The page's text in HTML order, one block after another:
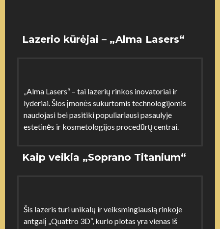
Lazerio kūrėjai – „Alma Lasers“
„Alma Lasers“ – tai lazerių rinkos inovatoriai ir
lyderiai. Šios įmonės sukurtomis technologijomis
naudojasi bei pasitiki populiariausi pasaulyje
estetinės ir kosmetologijos procedūrų centrai.
Kaip veikia „Soprano Titanium“
Šis lazeris turi unikalų ir veiksmingiausią rinkoje
antgalį „Quattro 3D“, kurio plotas yra vienas iš